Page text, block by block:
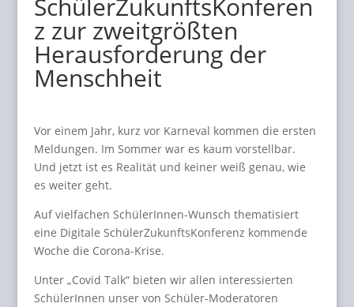
SchülerZukunftsKonferen
z zur zweitgrößten
Herausforderung der
Menschheit
Vor einem Jahr, kurz vor Karneval kommen die ersten
Meldungen. Im Sommer war es kaum vorstellbar.
Und jetzt ist es Realität und keiner weiß genau, wie
es weiter geht.
Auf vielfachen SchülerInnen-Wunsch thematisiert
eine Digitale SchülerZukunftsKonferenz kommende
Woche die Corona-Krise.
Unter „Covid Talk“ bieten wir allen interessierten
SchülerInnen unser von Schüler-Moderatoren